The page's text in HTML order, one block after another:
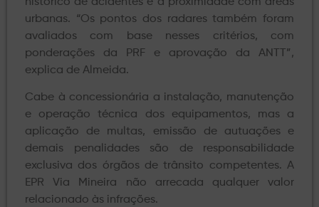
urbanas. “Os pontos dos radares também foram
avaliados com base nesses critérios, com
ponderações da PRF e aprovação da ANTT”,
explica de Almeida.
Cabe à concessionária a instalação, manutenção
e operação técnica dos equipamentos, mas a
aplicação de multas, emissão de autuações e
demais penalidades são de responsabilidade
exclusiva dos órgãos de trânsito competentes. A
EPR Via Mineira não arrecada qualquer valor
relacionado às infrações.